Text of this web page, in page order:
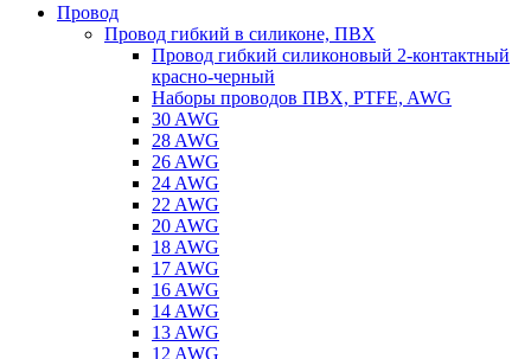
Провод
Провод гибкий в силиконе, ПВХ
Провод гибкий силиконовый 2-контактный
красно-черный
Наборы проводов ПВХ, PTFE, AWG
30 AWG
28 AWG
26 AWG
24 AWG
22 AWG
20 AWG
18 AWG
17 AWG
16 AWG
14 AWG
13 AWG
12 AWG